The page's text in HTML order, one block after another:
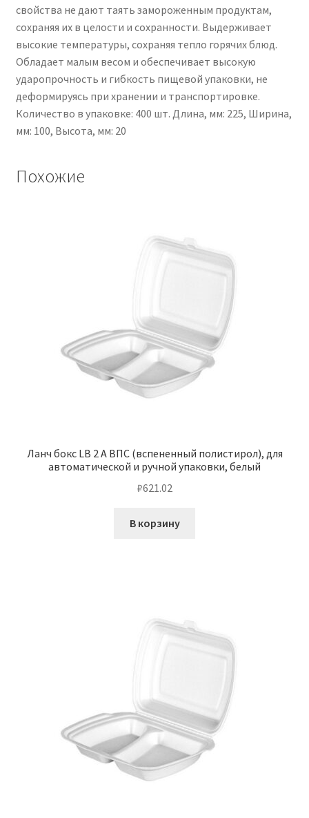
свойства не дают таять замороженным продуктам,
сохраняя их в целости и сохранности. Выдерживает
высокие температуры, сохраняя тепло горячих блюд.
Обладает малым весом и обеспечивает высокую
ударопрочность и гибкость пищевой упаковки, не
деформируясь при хранении и транспортировке.
Количество в упаковке: 400 шт. Длина, мм: 225, Ширина,
мм: 100, Высота, мм: 20
Похожие
Ланч бокс LB 2 А ВПС (вспененный полистирол), для
автоматической и ручной упаковки, белый
₽621.02
В корзину